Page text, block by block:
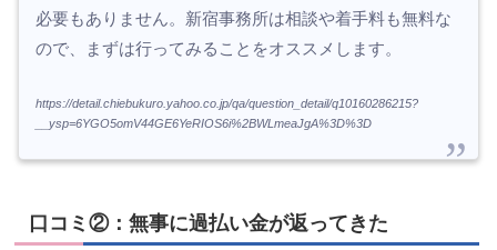
必要もありません。新宿事務所は相談や着手料も無料な
ので、まずは行ってみることをオススメします。
https://detail.chiebukuro.yahoo.co.jp/qa/question_detail/q10160286215?
__ysp=6YGO5omV44GE6YeRIOS6i%2BWLmeaJgA%3D%3D
口コミ②：無事に過払い金が返ってきた